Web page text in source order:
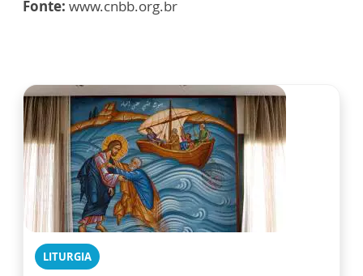
Fonte: www.cnbb.org.br
LITURGIA